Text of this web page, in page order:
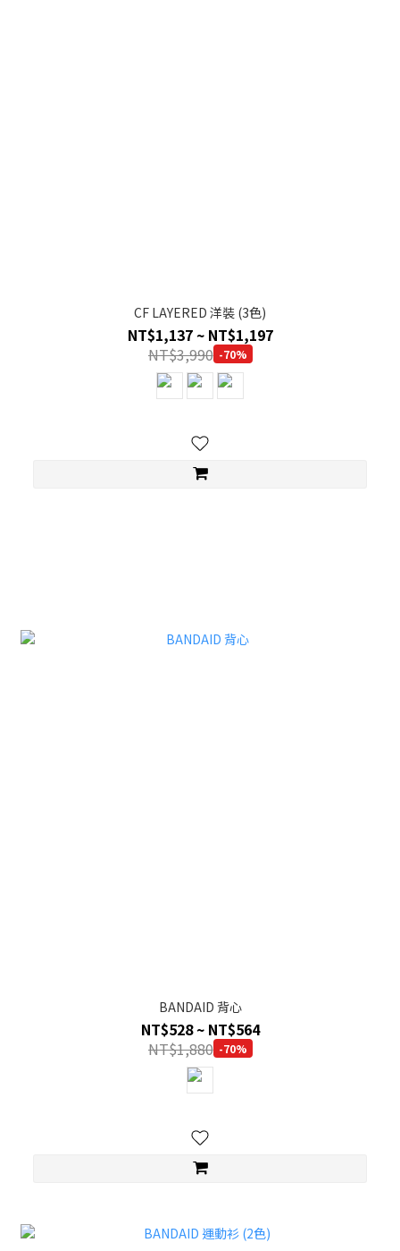
CF LAYERED 洋裝 (3色)
NT$1,137 ~ NT$1,197
NT$3,990 -70%
BANDAID 背心
NT$528 ~ NT$564
NT$1,880 -70%